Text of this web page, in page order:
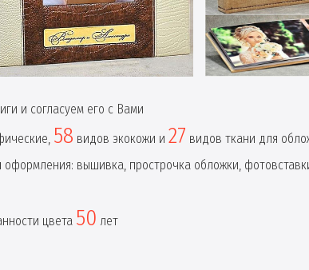
и согласуем его с Вами
58 видов экокожи и 27 видов ткани для
вышивка, прострочка обложки,
цвета 50 лет